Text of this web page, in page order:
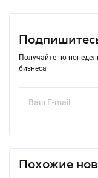
Получайте по
бизнеса
Похожие